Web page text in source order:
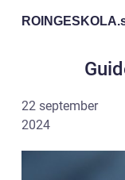
ROINGESKOLA.
22 september
2024